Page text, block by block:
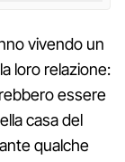
vivendo un
loro relazione:
essere
casa del
qualche